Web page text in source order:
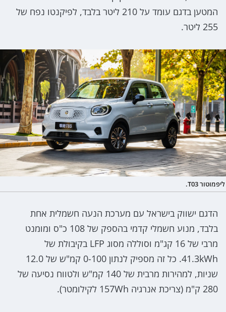
המטען בדגם עומד על 210 ליטר בלבד, לפיקנטו נפח של
255 ליטר.
ליפמוטור T03.
הדגם ישווק בישראל עם מערכת הנעה חשמלית אחת
בלבד, מנוע חשמלי קדמי בהספק של 108 כ"ס ומומנט
מרבי של 16 קג"מ וסוללה מסוג LFP בקיבולת של
41.3kWh. כל זה מספיק לנתון 0-100 קמ"ש של 12.0
שניות, למהירות מרבית של 140 קמ"ש ולטווח נסיעה של
280 ק"מ (צריכת אנרגיה 157Wh לקילומטר).